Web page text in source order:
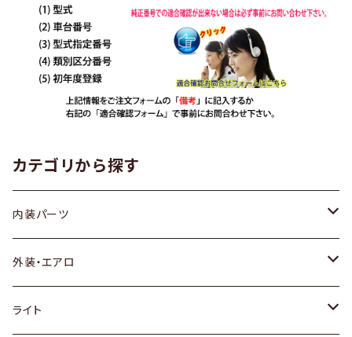
カテゴリから探す
内装パーツ
トヨタ
ホンダ
外装・エアロ
トヨタ
ライト